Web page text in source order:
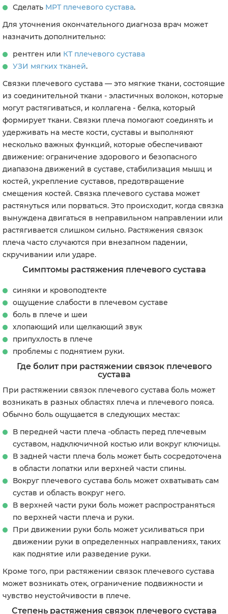
Сделать МРТ плечевого сустава.
Для уточнения окончательного диагноза врач может
назначить дополнительно:
рентген или КТ плечевого сустава
УЗИ мягких тканей.
Связки плечевого сустава — это мягкие ткани, состоящие
из соединительной ткани - эластичных волокон, которые
могут растягиваться, и коллагена - белка, который
формирует ткани. Связки плеча помогают соединять и
удерживать на месте кости, суставы и выполняют
несколько важных функций, которые обеспечивают
движение: ограничение здорового и безопасного
диапазона движений в суставе, стабилизация мышц и
костей, укрепление суставов, предотвращение
смещения костей. Связка плечевого сустава может
растянуться или порваться. Это происходит, когда связка
вынуждена двигаться в неправильном направлении или
растягивается слишком сильно. Растяжения связок
плеча часто случаются при внезапном падении,
скручивании или ударе.
Симптомы растяжения плечевого сустава
синяки и кровоподтекте
ощущение слабости в плечевом суставе
боль в плече и шеи
хлопающий или щелкающий звук
припухлость в плече
проблемы с поднятием руки.
Где болит при растяжении связок плечевого
сустава
При растяжении связок плечевого сустава боль может
возникать в разных областях плеча и плечевого пояса.
Обычно боль ощущается в следующих местах:
В передней части плеча -область перед плечевым
суставом, надключичной костью или вокруг ключицы.
В задней части плеча боль может быть сосредоточена
в области лопатки или верхней части спины.
Вокруг плечевого сустава боль может охватывать сам
сустав и область вокруг него.
В верхней части руки боль может распространяться
по верхней части плеча и руки.
При движении руки боль может усиливаться при
движении руки в определенных направлениях, таких
как поднятие или разведение руки.
Кроме того, при растяжении связок плечевого сустава
может возникать отек, ограничение подвижности и
чувство неустойчивости в плече.
Степень растяжения связок плечевого сустава